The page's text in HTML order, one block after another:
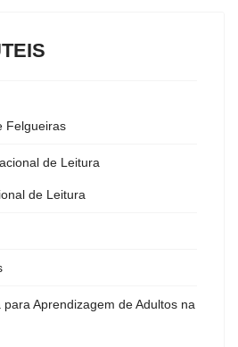
Felgueiras
de Leitura
Aprendizagem de Adultos na